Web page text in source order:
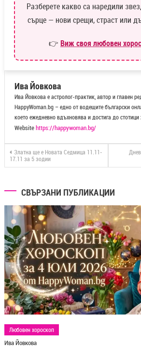
Разберете какво са наредили
сърце — нови срещи, страст или
👉 Виж своя любовен
Ива Йовкова
Ива Йовкова е астролог-практик, автор и главен
HappyWoman.bg – едно от водещите български
което ежедневно вдъхновява и достига до стотици
Websitehttps://happywoman.bg/
Златна ще е Новата Седмица 11.11-
17.11 за 5 зодии
СВЪРЗАНИ ПУБЛИКАЦИИ
Любовен хороскоп
Ива Йовкова